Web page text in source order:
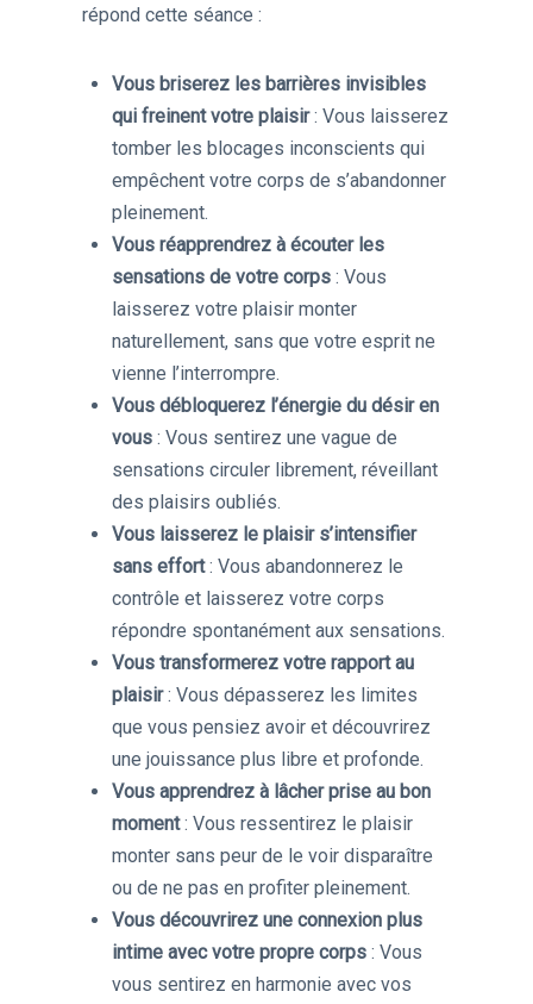
répond cette séance :
Vous briserez les barrières invisibles
qui freinent votre plaisir: Vous laisserez
tomber les blocages inconscients qui
empêchent votre corps de s’abandonner
pleinement.
Vous réapprendrez à écouter les
sensations de votre corps: Vous
laisserez votre plaisir monter
naturellement, sans que votre esprit ne
vienne l’interrompre.
Vous débloquerez l’énergie du désir en
vous: Vous sentirez une vague de
sensations circuler librement, réveillant
des plaisirs oubliés.
Vous laisserez le plaisir s’intensifier
sans effort: Vous abandonnerez le
contrôle et laisserez votre corps
répondre spontanément aux sensations.
Vous transformerez votre rapport au
plaisir: Vous dépasserez les limites
que vous pensiez avoir et découvrirez
une jouissance plus libre et profonde.
Vous apprendrez à lâcher prise au bon
moment: Vous ressentirez le plaisir
monter sans peur de le voir disparaître
ou de ne pas en profiter pleinement.
Vous découvrirez une connexion plus
intime avec votre propre corps: Vous
vous sentirez en harmonie avec vos